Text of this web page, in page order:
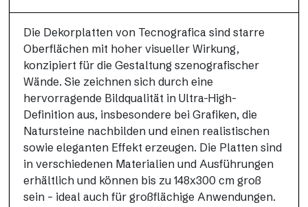
Die Dekorplatten von Tecnografica sind starre
Oberflächen mit hoher visueller Wirkung,
konzipiert für die Gestaltung szenografischer
Wände. Sie zeichnen sich durch eine
hervorragende Bildqualität in Ultra-High-
Definition aus, insbesondere bei Grafiken, die
Natursteine nachbilden und einen realistischen
sowie eleganten Effekt erzeugen. Die Platten sind
in verschiedenen Materialien und Ausführungen
erhältlich und können bis zu 148x300 cm groß
sein – ideal auch für großflächige Anwendungen.